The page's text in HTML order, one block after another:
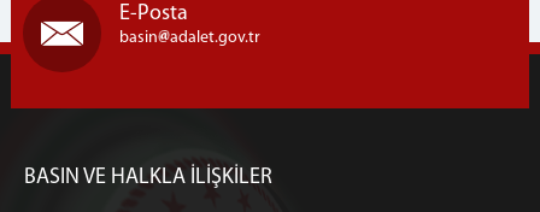
E-Posta
basin adalet.gov.tr
BASIN VE HALKLA İLİŞKİLER